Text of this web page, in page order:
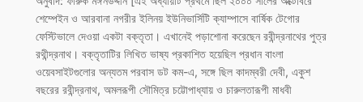
শেম্পেইন ও আরবানা নগরীর ইলিনয় ইউনিভার্সিটি ক্যাম্পাসে বার্ষিক টেগোর
ফেস্টিভালে দেওয়া একটা বক্তৃতা। এখানেই পড়াশোনা করেছেন রবীন্দ্রনাথের পুত্র
রথীন্দ্রনাথ। বক্তৃতাটির লিখিত ভাষ্য প্রকাশিত হয়েছিল প্রধান বাংলা
ওয়েবসাইটগুলোর অন্যতম পরবাস ডট কম-এ, সঙ্গে ছিল কাদম্বরী দেবী, একুশ
বছরের রবীন্দ্রনাথ, অমলরূপী সৌমিত্র চট্টোপাধ্যায় ও চারুলতারূপী মাধবী